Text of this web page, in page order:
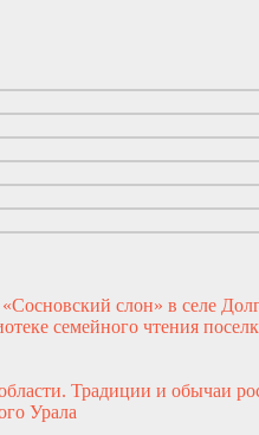
слон» в селе
семейного чтения
Традиции и обычаи
Урала